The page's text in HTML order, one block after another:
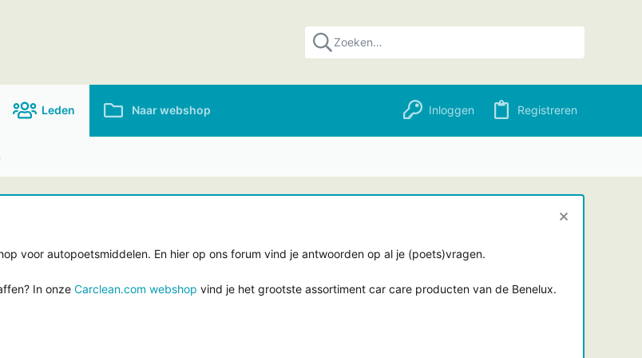
Leden Naar webshop Inloggen Registreren
voor autopoetsmiddelen. En hier op ons forum vind je antwoorden op al je (poets)vragen.
In onze Carclean.com webshop vind je het grootste assortiment car care producten van de Benelux.